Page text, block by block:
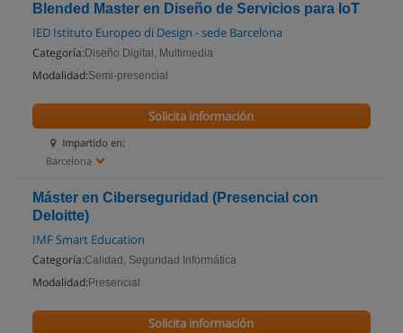
Blended Master en Diseño de Servicios para IoT
IED Istituto Europeo di Design - sede Barcelona
Categoría: Diseño Digital, Multimedia
Modalidad:Semi-presencial
Impartido en:
Barcelona
Solicita información
Máster en Ciberseguridad (Presencial con
Deloitte)
IMF Smart Education
Categoría:Calidad, Seguridad Informática
Modalidad: Presencial
Solicita información